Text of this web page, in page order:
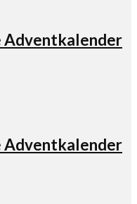
Adventkalender
Adventkalender